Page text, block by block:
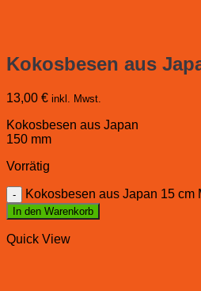
Kokosbesen aus
13,00 € inkl. Mwst.
Kokosbesen aus Japan
150 mm
Vorrätig
Kokosbesen aus Japan 15 cm
In den Warenkorb
Quick View